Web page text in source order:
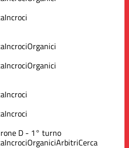
Incroci
IncrociOrganici
IncrociOrganici
Incroci
Incroci
D - 1° turno
IncrociOrganiciArbitriCerca